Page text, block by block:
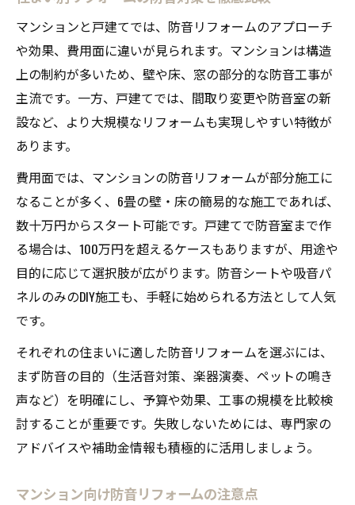
マンションと戸建てでは、防音リフォームのアプローチ
や効果、費用面に違いが見られます。マンションは構造
上の制約が多いため、壁や床、窓の部分的な防音工事が
主流です。一方、戸建てでは、間取り変更や防音室の新
設など、より大規模なリフォームも実現しやすい特徴が
あります。
費用面では、マンションの防音リフォームが部分施工に
なることが多く、6畳の壁・床の簡易的な施工であれば、
数十万円からスタート可能です。戸建てで防音室まで作
る場合は、100万円を超えるケースもありますが、用途や
目的に応じて選択肢が広がります。防音シートや吸音パ
ネルのみのDIY施工も、手軽に始められる方法として人気
です。
それぞれの住まいに適した防音リフォームを選ぶには、
まず防音の目的（生活音対策、楽器演奏、ペットの鳴き
声など）を明確にし、予算や効果、工事の規模を比較検
討することが重要です。失敗しないためには、専門家の
アドバイスや補助金情報も積極的に活用しましょう。
マンション向け防音リフォームの注意点